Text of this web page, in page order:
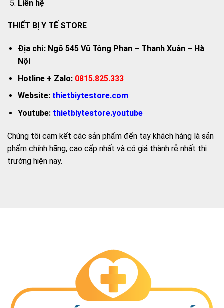
Liên hệ
THIẾT BỊ Y TẾ STORE
Địa chỉ: Ngõ 545 Vũ Tông Phan – Thanh Xuân – Hà
Nội
Hotline + Zalo:0815.825.333
Website: thietbiytestore.com
Youtube: thietbiytestore.youtube
Chúng tôi cam kết các sản phẩm đến tay khách hàng là sản
phẩm chính hãng, cao cấp nhất và có giá thành rẻ nhất thị
trường hiện nay.